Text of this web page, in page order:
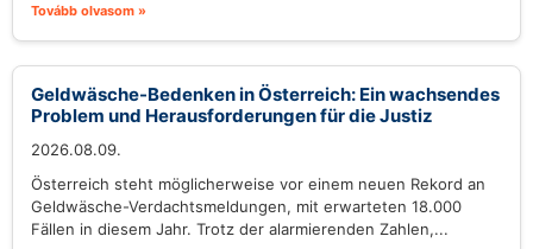
Tovább olvasom »
Geldwäsche-Bedenken in Österreich: Ein wachsendes
Problem und Herausforderungen für die Justiz
2026.08.09.
Österreich steht möglicherweise vor einem neuen Rekord an
Geldwäsche-Verdachtsmeldungen, mit erwarteten 18.000
Fällen in diesem Jahr. Trotz der alarmierenden Zahlen,...